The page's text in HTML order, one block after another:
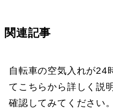
関連記事
自転車の空気入れが24
てこちらから詳しく説
確認してみてください。